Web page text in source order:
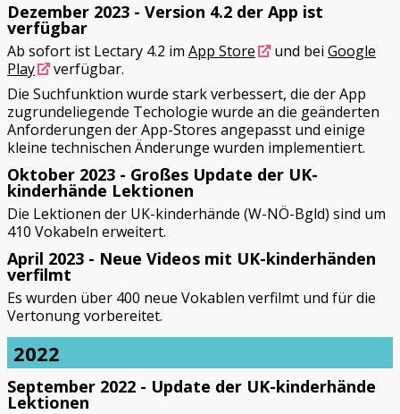
Dezember 2023 - Version 4.2 der App ist
verfügbar
Ab sofort ist Lectary 4.2 im App Store und bei Google
Play
verfügbar.
Die Suchfunktion wurde stark verbessert, die der App
zugrundeliegende Techologie wurde an die geänderten
Anforderungen der App-Stores angepasst und einige
kleine technischen Änderunge wurden implementiert.
Oktober 2023 - Großes Update der UK-
kinderhände Lektionen
Die Lektionen der UK-kinderhände (W-NÖ-Bgld) sind um
410 Vokabeln erweitert.
April 2023 - Neue Videos mit UK-kinderhänden
verfilmt
Es wurden über 400 neue Vokablen verfilmt und für die
Vertonung vorbereitet.
2022
September 2022 - Update der UK-kinderhände
Lektionen